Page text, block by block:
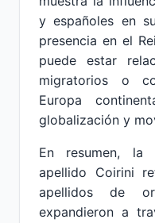
y españoles en
presencia en el
puede estar
migratorios o
Europa
globalización y
En resumen, la
apellido Coirini
apellidos de
expandieron a